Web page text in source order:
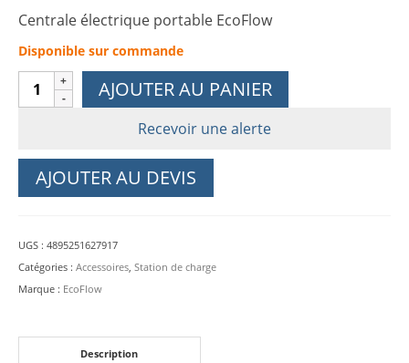
Centrale électrique portable EcoFlow
Disponible sur commande
quantité
de
charge
EcoFlow
AJOUTER AU PANIER
Recevoir une alerte
AJOUTER AU DEVIS
UGS : 4895251627917
Catégories : Accessoires, Station de charge
Marque : EcoFlow
Description